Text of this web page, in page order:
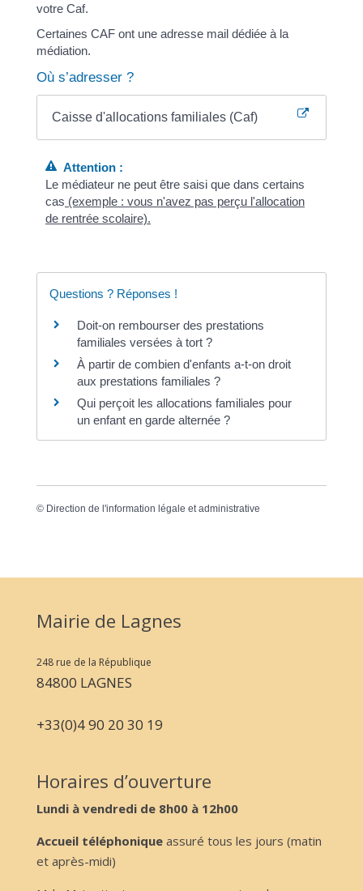
votre Caf.
Certaines CAF ont une adresse mail dédiée à la
médiation.
Où s’adresser ?
Caisse d'allocations familiales (Caf)
Attention :
Le médiateur ne peut être saisi que dans certains
cas (exemple : vous n'avez pas perçu l'allocation
de rentrée scolaire).
Questions ? Réponses !
Doit-on rembourser des prestations
familiales versées à tort ?
À partir de combien d'enfants a-t-on droit
aux prestations familiales ?
Qui perçoit les allocations familiales pour
un enfant en garde alternée ?
© Direction de l'information légale et administrative
Mairie de Lagnes
248 rue de la République
84800 LAGNES
+33(0)4 90 20 30 19
Horaires d’ouverture
Lundi à vendredi de 8h00 à 12h00
Accueil téléphoniqueassuré tous les jours (matin
et après-midi)